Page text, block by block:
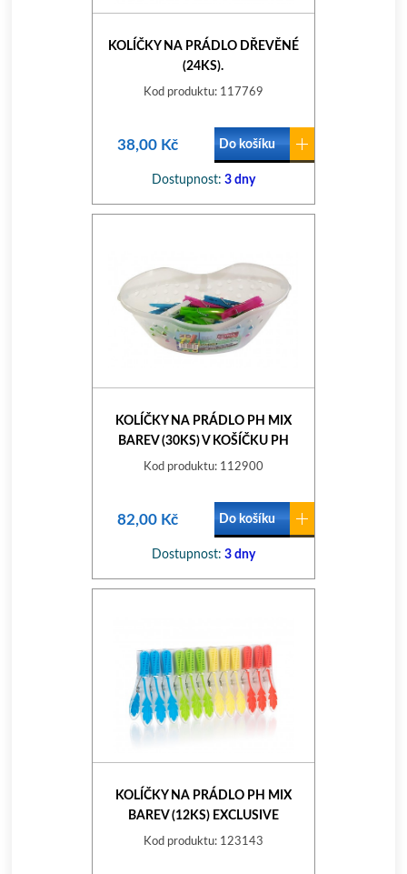
KOLÍČKY NA PRÁDLO DŘEVĚNÉ
(24KS).
Kod produktu: 117769
38,00 Kč Do košíku
Dostupnost: 3 dny
KOLÍČKY NA PRÁDLO PH MIX
BAREV (30KS) V KOŠÍČKU PH
Kod produktu: 112900
82,00 Kč Do košíku
Dostupnost: 3 dny
KOLÍČKY NA PRÁDLO PH MIX
BAREV (12KS) EXCLUSIVE
Kod produktu: 123143